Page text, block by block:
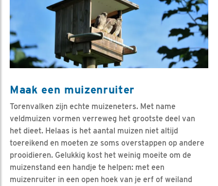
Maak een muizenruiter
Torenvalken zijn echte muizeneters. Met name
veldmuizen vormen verreweg het grootste deel van
het dieet. Helaas is het aantal muizen niet altijd
toereikend en moeten ze soms overstappen op andere
prooidieren. Gelukkig kost het weinig moeite om de
muizenstand een handje te helpen: met een
muizenruiter in een open hoek van je erf of weiland